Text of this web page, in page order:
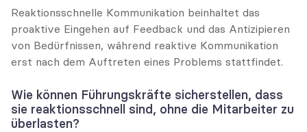
Reaktionsschnelle Kommunikation beinhaltet das
proaktive Eingehen auf Feedback und das Antizipieren
von Bedürfnissen, während reaktive Kommunikation
erst nach dem Auftreten eines Problems stattfindet.
Wie können Führungskräfte sicherstellen, dass
sie reaktionsschnell sind, ohne die Mitarbeiter zu
überlasten?